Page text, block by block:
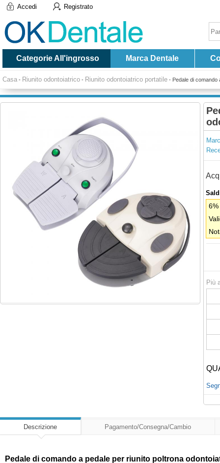
Accedi Registrato
Categorie All'ingrosso Marca Dentale
Casa - Riunito odontoiatrico - Riunito odontoiatrico portatile - Pedale di comando
Più
Descrizione Pagamento/Consegna/Cambio
Pedale di comando a pedale per riunito poltrona